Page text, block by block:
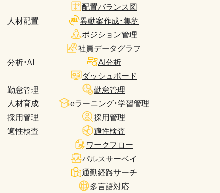
人材配置
配置バランス図
異動案作成・集約
ポジション管理
分析・AI
社員データグラフ
AI分析
ダッシュボード
勤怠管理
勤怠管理
人材育成
eラーニング・学習管理
採用管理
採用管理
適性検査
適性検査
ワークフロー
パルスサーベイ
通勤経路サーチ
多言語対応